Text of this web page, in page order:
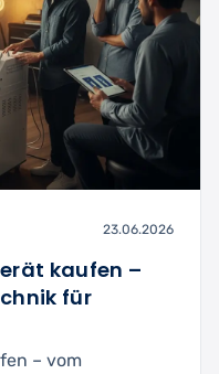
23.06.2026
kaufen –
für
– vom